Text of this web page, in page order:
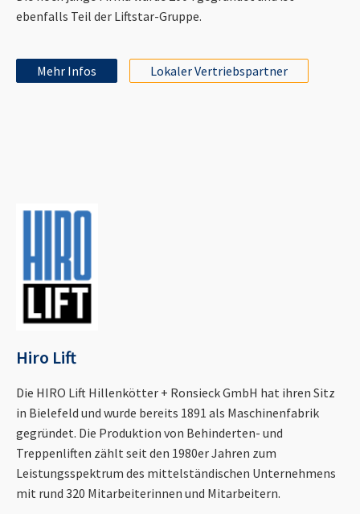
ebenfalls Teil der Liftstar-Gruppe.
Mehr Infos Lokaler Vertriebspartner
Hiro Lift
Die HIRO Lift Hillenkötter + Ronsieck GmbH hat ihren Sitz
in Bielefeld und wurde bereits 1891 als Maschinenfabrik
gegründet. Die Produktion von Behinderten- und
Treppenliften zählt seit den 1980er Jahren zum
Leistungsspektrum des mittelständischen Unternehmens
mit rund 320 Mitarbeiterinnen und Mitarbeitern.